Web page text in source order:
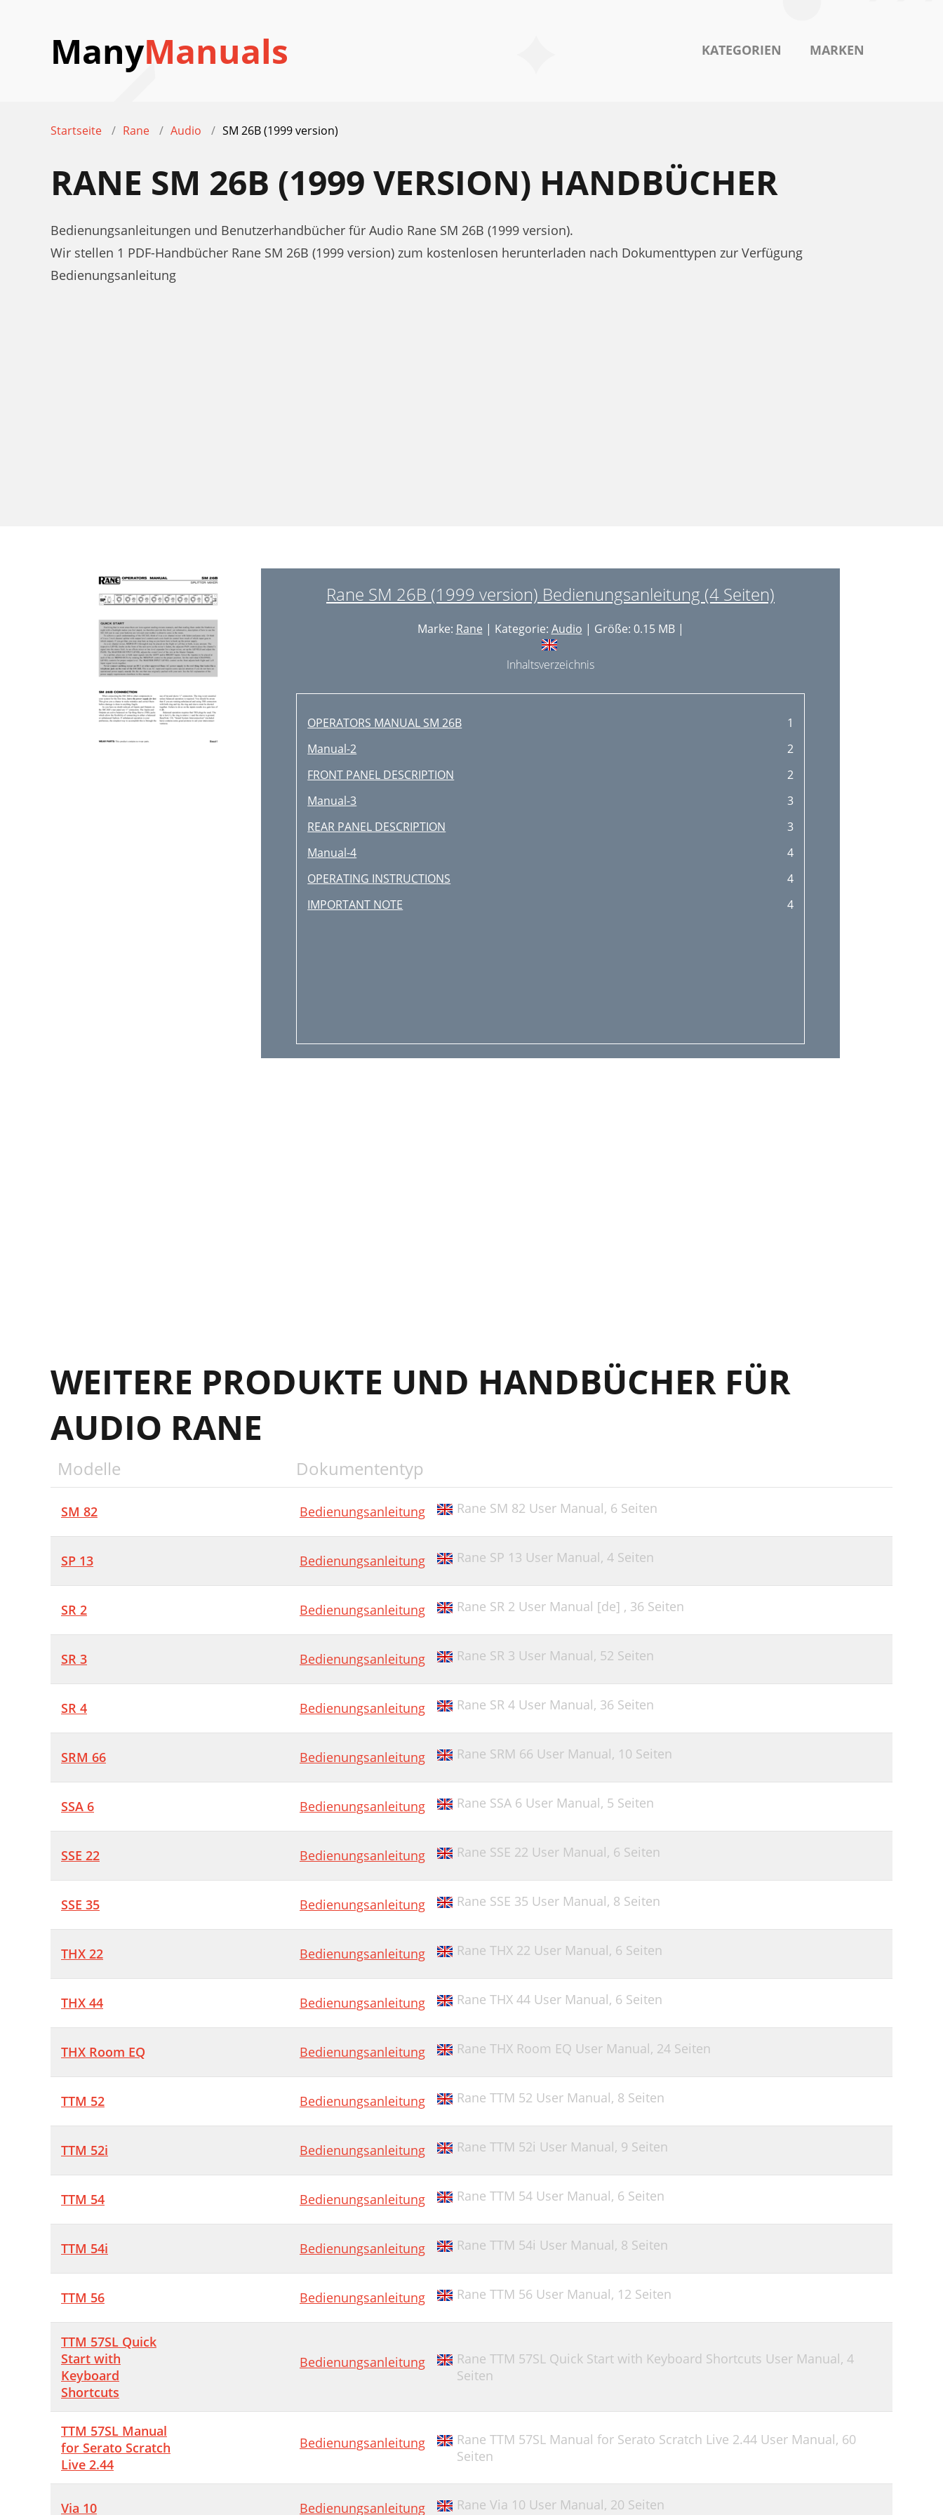
ManyManuals KATEGORIEN MARKEN
Startseite Rane Audio SM 26B (1999 version)
RANE SM 26B (1999 VERSION) HANDBÜCHER
Bedienungsanleitungen und Benutzerhandbücher für Audio Rane SM 26B (1999 version).
Wir stellen 1 PDF-Handbücher Rane SM 26B (1999 version) zum kostenlosen herunterladen nach Dokumenttypen zur Verfügung
Bedienungsanleitung
Rane SM 26B (1999 version) Bedienungsanleitung (4 Seiten)
Marke: Rane | Kategorie: Audio | Größe: 0.15 MB |
Inhaltsverzeichnis
OPERATORS MANUAL SM 26B
1
Manual-2
2
FRONT PANEL DESCRIPTION
2
Manual-3
3
REAR PANEL DESCRIPTION
3
Manual-4
4
OPERATING INSTRUCTIONS
4
IMPORTANT NOTE
4
WEITERE PRODUKTE UND HANDBÜCHER FÜR
AUDIO RANE
Modelle Dokumententyp
SM 82 Bedienungsanleitung Rane SM 82 User Manual, 6 Seiten
SP 13 Bedienungsanleitung Rane SP 13 User Manual, 4 Seiten
SR 2 Bedienungsanleitung Rane SR 2 User Manual [de] , 36 Seiten
SR 3 Bedienungsanleitung Rane SR 3 User Manual, 52 Seiten
SR 4 Bedienungsanleitung Rane SR 4 User Manual, 36 Seiten
SRM 66 Bedienungsanleitung Rane SRM 66 User Manual, 10 Seiten
SSA 6 Bedienungsanleitung Rane SSA 6 User Manual, 5 Seiten
SSE 22 Bedienungsanleitung Rane SSE 22 User Manual, 6 Seiten
SSE 35 Bedienungsanleitung Rane SSE 35 User Manual, 8 Seiten
THX 22 Bedienungsanleitung Rane THX 22 User Manual, 6 Seiten
THX 44 Bedienungsanleitung Rane THX 44 User Manual, 6 Seiten
THX Room EQ Bedienungsanleitung Rane THX Room EQ User Manual, 24 Seiten
TTM 52 Bedienungsanleitung Rane TTM 52 User Manual, 8 Seiten
TTM 52i Bedienungsanleitung Rane TTM 52i User Manual, 9 Seiten
TTM 54 Bedienungsanleitung Rane TTM 54 User Manual, 6 Seiten
TTM 54i Bedienungsanleitung Rane TTM 54i User Manual, 8 Seiten
TTM 56 Bedienungsanleitung Rane TTM 56 User Manual, 12 Seiten
TTM 57SL Quick
Start with
Keyboard
Shortcuts
Bedienungsanleitung Rane TTM 57SL Quick Start with Keyboard Shortcuts User Manual, 4
Seiten
TTM 57SL Manual
for Serato Scratch
Live 2.44
Bedienungsanleitung Rane TTM 57SL Manual for Serato Scratch Live 2.44 User Manual, 60
Seiten
Via 10 Bedienungsanleitung Rane Via 10 User Manual, 20 Seiten